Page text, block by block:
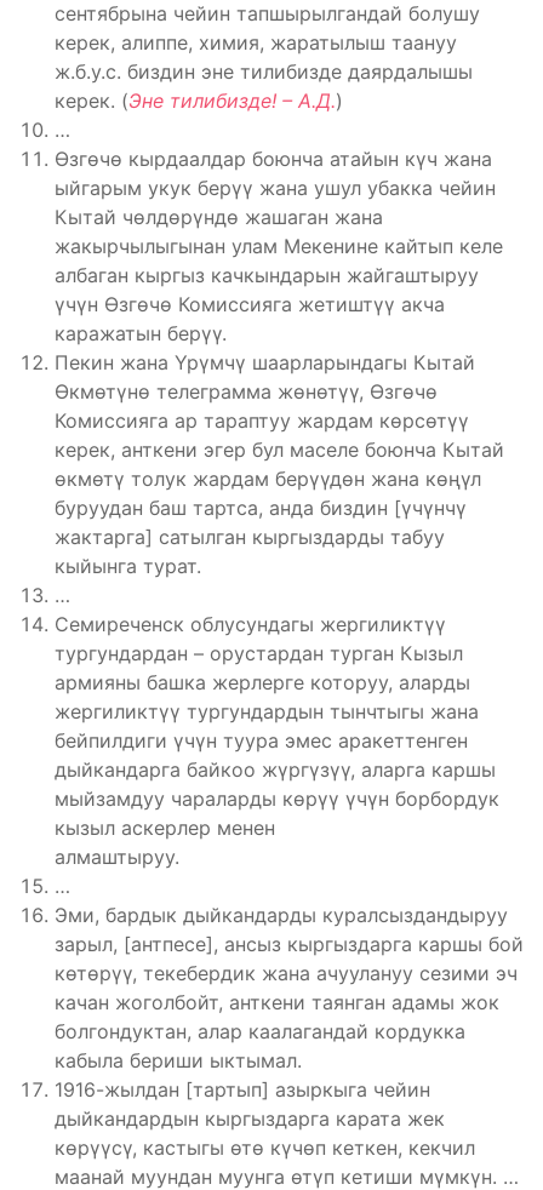
сентябрына чейин тапшырылгандай болушу
керек, алиппе, химия, жаратылыш таануу
ж.б.у.с. биздин эне тилибизде даярдалышы
керек. (Эне тилибизде! – А.Д.)
…
Өзгөчө кырдаалдар боюнча атайын күч жана
ыйгарым укук берүү жана ушул убакка чейин
Кытай чөлдөрүндө жашаган жана
жакырчылыгынан улам Мекенине кайтып келе
албаган кыргыз качкындарын жайгаштыруу
үчүн Өзгөчө Комиссияга жетиштүү акча
каражатын берүү.
Пекин жана Үрүмчү шаарларындагы Кытай
Өкмөтүнө телеграмма жөнөтүү, Өзгөчө
Комиссияга ар тараптуу жардам көрсөтүү
керек, анткени эгер бул маселе боюнча Кытай
өкмөтү толук жардам берүүдөн жана көңүл
буруудан баш тартса, анда биздин [үчүнчү
жактарга] сатылган кыргыздарды табуу
кыйынга турат.
…
Семиреченск облусундагы жергиликтүү
тургундардан – орустардан турган Кызыл
армияны башка жерлерге которуу, аларды
жергиликтүү тургундардын тынчтыгы жана
бейпилдиги үчүн туура эмес аракеттенген
дыйкандарга байкоо жүргүзүү, аларга каршы
мыйзамдуу чараларды көрүү үчүн борбордук
кызыл аскерлер менен
алмаштыруу.
…
Эми, бардык дыйкандарды куралсыздандыруу
зарыл, [антпесе], ансыз кыргыздарга каршы бой
көтөрүү, текебердик жана ачуулануу сезими эч
качан жоголбойт, анткени таянган адамы жок
болгондуктан, алар каалагандай кордукка
кабыла бериши ыктымал.
1916-жылдан [тартып] азыркыга чейин
дыйкандардын кыргыздарга карата жек
көрүүсү, кастыгы өтө күчөп кеткен, кекчил
маанай муундан муунга өтүп кетиши мүмкүн. …